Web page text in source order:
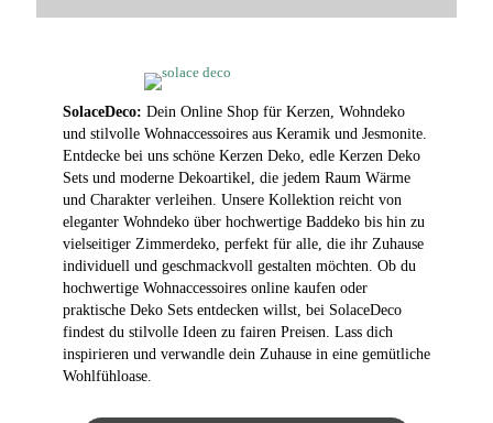
SolaceDeco: Dein Online Shop für Kerzen, Wohndeko
und stilvolle Wohnaccessoires aus Keramik und Jesmonite.
Entdecke bei uns schöne Kerzen Deko, edle Kerzen Deko
Sets und moderne Dekoartikel, die jedem Raum Wärme
und Charakter verleihen. Unsere Kollektion reicht von
eleganter Wohndeko über hochwertige Baddeko bis hin zu
vielseitiger Zimmerdeko, perfekt für alle, die ihr Zuhause
individuell und geschmackvoll gestalten möchten. Ob du
hochwertige Wohnaccessoires online kaufen oder
praktische Deko Sets entdecken willst, bei SolaceDeco
findest du stilvolle Ideen zu fairen Preisen. Lass dich
inspirieren und verwandle dein Zuhause in eine gemütliche
Wohlfühloase.